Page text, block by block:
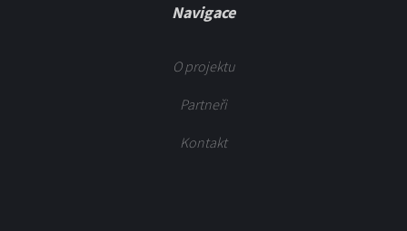
Navigace
O projektu
Partneři
Kontakt